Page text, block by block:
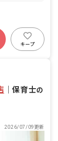
なく業務が
に相談がで
利用児童の
各行事活動
ュニケーシ
人員配置に
キープ
｜保育士の
2026/07/09更新